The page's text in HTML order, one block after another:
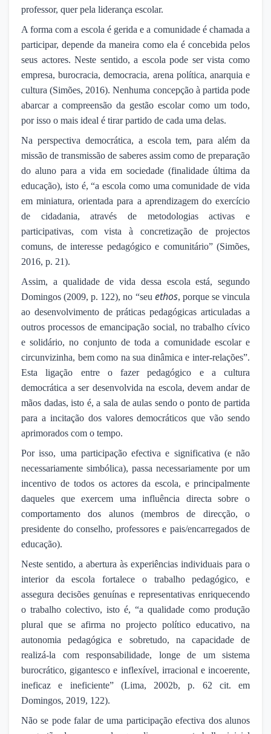
professor, quer pela liderança escolar.
A forma com a escola é gerida e a comunidade é chamada a
participar, depende da maneira como ela é concebida pelos
seus actores. Neste sentido, a escola pode ser vista como
empresa, burocracia, democracia, arena política, anarquia e
cultura (Simões, 2016). Nenhuma concepção à partida pode
abarcar a compreensão da gestão escolar como um todo,
por isso o mais ideal é tirar partido de cada uma delas.
Na perspectiva democrática, a escola tem, para além da
missão de transmissão de saberes assim como de preparação
do aluno para a vida em sociedade (finalidade última da
educação), isto é, “a escola como uma comunidade de vida
em miniatura, orientada para a aprendizagem do exercício
de cidadania, através de metodologias activas e
participativas, com vista à concretização de projectos
comuns, de interesse pedagógico e comunitário” (Simões,
2016, p. 21).
Assim, a qualidade de vida dessa escola está, segundo
Domingos (2009, p. 122), no “seu ethos, porque se vincula
ao desenvolvimento de práticas pedagógicas articuladas a
outros processos de emancipação social, no trabalho cívico
e solidário, no conjunto de toda a comunidade escolar e
circunvizinha, bem como na sua dinâmica e inter-relações”.
Esta ligação entre o fazer pedagógico e a cultura
democrática a ser desenvolvida na escola, devem andar de
mãos dadas, isto é, a sala de aulas sendo o ponto de partida
para a incitação dos valores democráticos que vão sendo
aprimorados com o tempo.
Por isso, uma participação efectiva e significativa (e não
necessariamente simbólica), passa necessariamente por um
incentivo de todos os actores da escola, e principalmente
daqueles que exercem uma influência directa sobre o
comportamento dos alunos (membros de direcção, o
presidente do conselho, professores e pais/encarregados de
educação).
Neste sentido, a abertura às experiências individuais para o
interior da escola fortalece o trabalho pedagógico, e
assegura decisões genuínas e representativas enriquecendo
o trabalho colectivo, isto é, “a qualidade como produção
plural que se afirma no projecto político educativo, na
autonomia pedagógica e sobretudo, na capacidade de
realizá-la com responsabilidade, longe de um sistema
burocrático, gigantesco e inflexível, irracional e incoerente,
ineficaz e ineficiente” (Lima, 2002b, p. 62 cit. em
Domingos, 2019, 122).
Não se pode falar de uma participação efectiva dos alunos